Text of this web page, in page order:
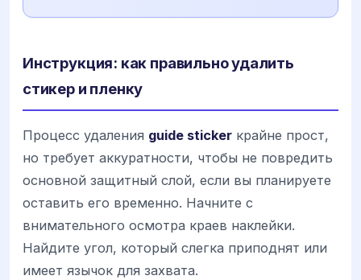
Инструкция: как правильно удалить
стикер и пленку
Процесс удаления guide sticker крайне прост,
но требует аккуратности, чтобы не повредить
основной защитный слой, если вы планируете
оставить его временно. Начните с
внимательного осмотра краев наклейки.
Найдите угол, который слегка приподнят или
имеет язычок для захвата.